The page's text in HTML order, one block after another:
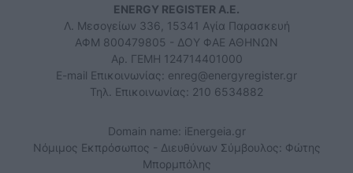
ENERGY REGISTER Α.Ε.
Λ. Μεσογείων 336, 15341 Αγία Παρασκευή
ΑΦΜ 800479805 - ΔΟΥ ΦΑΕ ΑΘΗΝΩΝ
Αρ. ΓΕΜΗ 124714401000
E-mail Επικοινωνίας: enreg@energyregister.gr
Τηλ. Επικοινωνίας: 210 6534882
Domain name: iEnergeia.gr
Νόμιμος Εκπρόσωπος - Διευθύνων Σύμβουλος: Φώτης
Μπορμπόλης